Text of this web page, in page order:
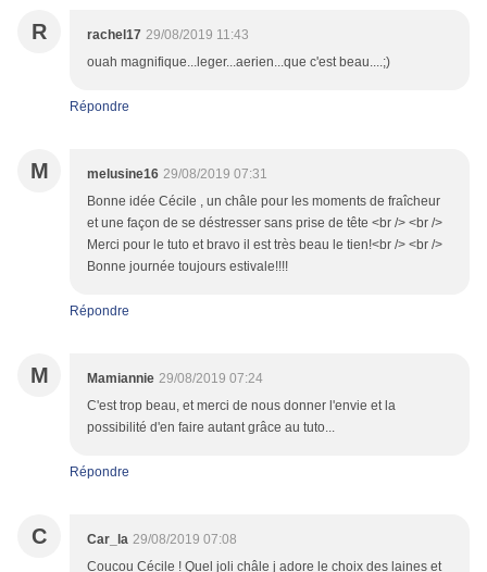
R rachel17 29/08/2019 11:43
ouah magnifique...leger...aerien...que c'est beau....;)
Répondre
M melusine16 29/08/2019 07:31
Bonne idée Cécile , un châle pour les moments de fraîcheur
et une façon de se déstresser sans prise de tête <br /> <br />
Merci pour le tuto et bravo il est très beau le tien!<br /> <br />
Bonne journée toujours estivale!!!!
Répondre
M Mamiannie 29/08/2019 07:24
C'est trop beau, et merci de nous donner l'envie et la
possibilité d'en faire autant grâce au tuto...
Répondre
C Car_la 29/08/2019 07:08
Coucou Cécile ! Quel joli châle j adore le choix des laines et